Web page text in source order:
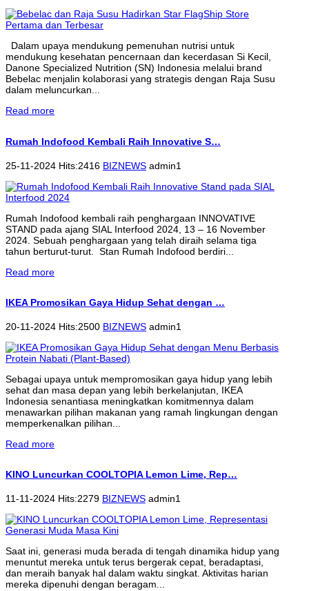
Dalam upaya mendukung pemenuhan nutrisi untuk
mendukung kesehatan pencernaan dan kecerdasan Si Kecil,
Danone Specialized Nutrition (SN) Indonesia melalui brand
Bebelac menjalin kolaborasi yang strategis dengan Raja Susu
dalam meluncurkan...
Read more
Rumah Indofood Kembali Raih Innovative S…
25-11-2024 Hits:2416 BIZNEWS admin1
Rumah Indofood kembali raih penghargaan INNOVATIVE
STAND pada ajang SIAL Interfood 2024, 13 – 16 November
2024. Sebuah penghargaan yang telah diraih selama tiga
tahun berturut-turut. Stan Rumah Indofood berdiri...
Read more
IKEA Promosikan Gaya Hidup Sehat dengan …
20-11-2024 Hits:2500 BIZNEWS admin1
Sebagai upaya untuk mempromosikan gaya hidup yang lebih
sehat dan masa depan yang lebih berkelanjutan, IKEA
Indonesia senantiasa meningkatkan komitmennya dalam
menawarkan pilihan makanan yang ramah lingkungan dengan
memperkenalkan pilihan...
Read more
KINO Luncurkan COOLTOPIA Lemon Lime, Rep…
11-11-2024 Hits:2279 BIZNEWS admin1
Saat ini, generasi muda berada di tengah dinamika hidup yang
menuntut mereka untuk terus bergerak cepat, beradaptasi,
dan meraih banyak hal dalam waktu singkat. Aktivitas harian
mereka dipenuhi dengan beragam...